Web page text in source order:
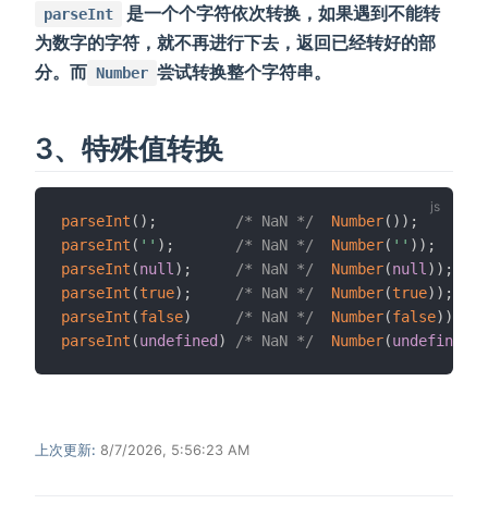
parseInt
是一个个字符依次转换，如果遇到不能转
为数字的字符，就不再进行下去，返回已经转好的部
分。而 Number 尝试转换整个字符串。
3、特殊值转换
parseInt ( ) ; /* NaN */ Number( ) ) ;
parseInt ( '' ) ; /* NaN */ Number( '' ) ) ;
parseInt (null ) ; /* NaN */ Number(null ) ) ;
parseInt (true) ; /* NaN */ Number(true) ) ;
parseInt (false) /* NaN */ Number(false) )
parseInt (undefined ) /* NaN */ Number(undefined
上次更新: 8/7/2026, 5:56:23 AM